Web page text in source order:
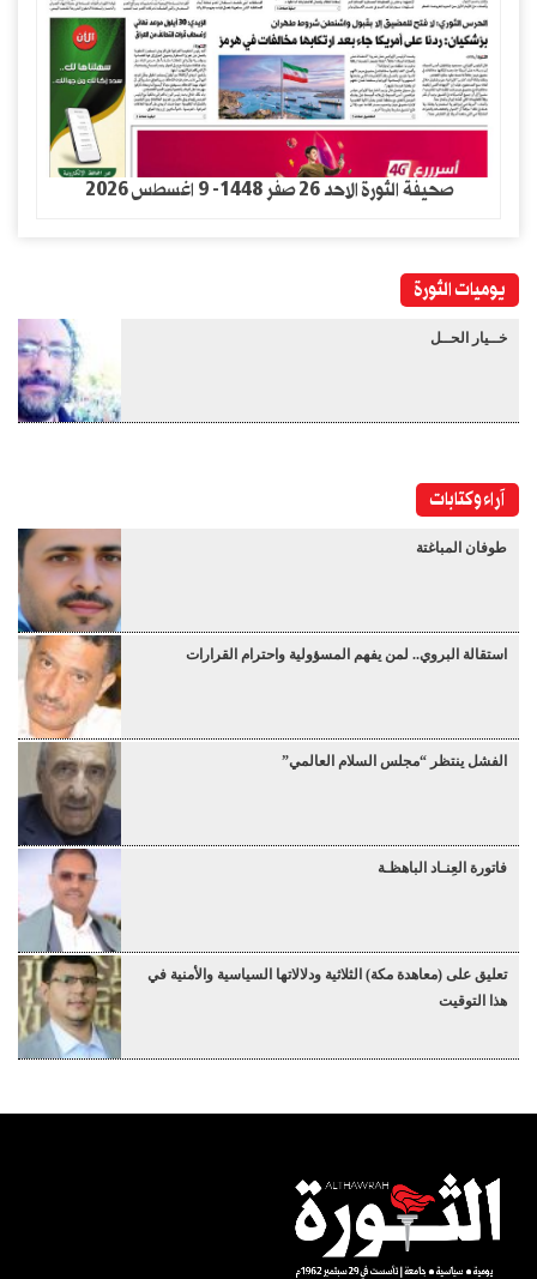
صحيفة الثورة الاحد 26 صفر 1448- 9 اغسطس 2026
يوميات الثورة
خــيار الحــل
آراء وكتابات
طوفان المباغتة
استقالة البروي.. لمن يفهم المسؤولية واحترام القرارات
الفشل ينتظر “مجلس السلام العالمي”
فاتورة العِنـاد الباهظـة
تعليق على (معاهدة مكة) الثلاثية ودلالاتها السياسية والأمنية في
هذا التوقيت